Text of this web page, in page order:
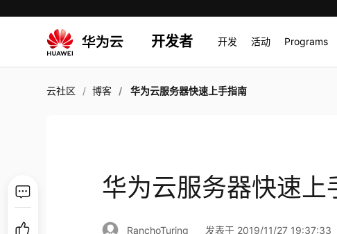
开发者 开发 活动 Programs
云社区 博客 华为云服务器快速上手指南
华为云服务器快速上
RanchoTuring 发表于 2019/11/27 19:37:33